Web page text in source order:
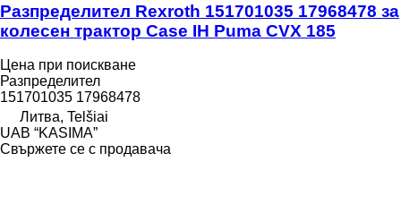
Разпределител Rexroth 151701035 17968478 за
колесен трактор Case IH Puma CVX 185
Цена при поискване
Разпределител
151701035 17968478
Литва, Telšiai
UAB “KASIMA”
Свържете се с продавача